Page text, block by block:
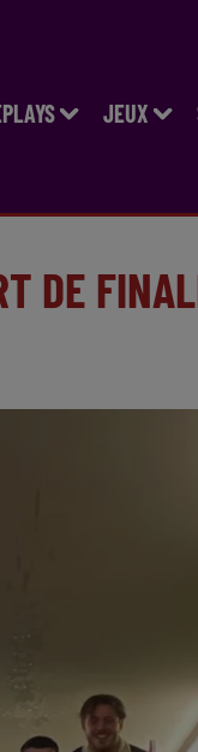
JEUX
DE